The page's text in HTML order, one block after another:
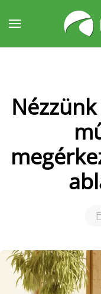
Fő tartalom